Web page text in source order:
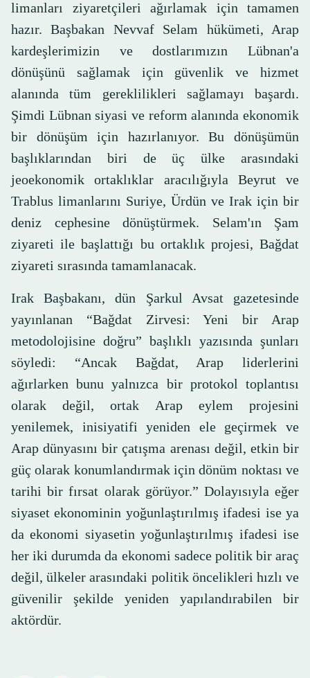
limanları ziyaretçileri ağırlamak için tamamen
hazır. Başbakan Nevvaf Selam hükümeti, Arap
kardeşlerimizin ve dostlarımızın Lübnan'a
dönüşünü sağlamak için güvenlik ve hizmet
alanında tüm gereklilikleri sağlamayı başardı.
Şimdi Lübnan siyasi ve reform alanında ekonomik
bir dönüşüm için hazırlanıyor. Bu dönüşümün
başlıklarından biri de üç ülke arasındaki
jeoekonomik ortaklıklar aracılığıyla Beyrut ve
Trablus limanlarını Suriye, Ürdün ve Irak için bir
deniz cephesine dönüştürmek. Selam'ın Şam
ziyareti ile başlattığı bu ortaklık projesi, Bağdat
ziyareti sırasında tamamlanacak.
Irak Başbakanı, dün Şarkul Avsat gazetesinde
yayınlanan “Bağdat Zirvesi: Yeni bir Arap
metodolojisine doğru” başlıklı yazısında şunları
söyledi: “Ancak Bağdat, Arap liderlerini
ağırlarken bunu yalnızca bir protokol toplantısı
olarak değil, ortak Arap eylem projesini
yenilemek, inisiyatifi yeniden ele geçirmek ve
Arap dünyasını bir çatışma arenası değil, etkin bir
güç olarak konumlandırmak için dönüm noktası ve
tarihi bir fırsat olarak görüyor.” Dolayısıyla eğer
siyaset ekonominin yoğunlaştırılmış ifadesi ise ya
da ekonomi siyasetin yoğunlaştırılmış ifadesi ise
her iki durumda da ekonomi sadece politik bir araç
değil, ülkeler arasındaki politik öncelikleri hızlı ve
güvenilir şekilde yeniden yapılandırabilen bir
aktördür.